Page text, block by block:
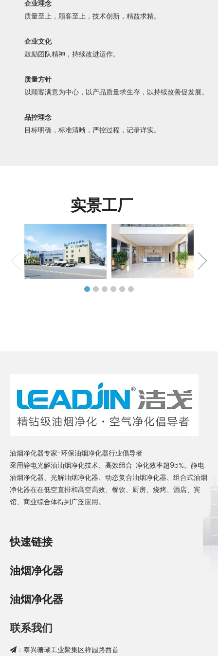
企业理念
质量至上，顾客至上，技术创新，精益求精。
企业文化
鼓励团队精神，持续改进运作。
质量方针
以顾客满意为中心，以产品质量求生存，以持续改善促发展。
品控理念
目标明确，标准清晰，严控过程，记录详实。
实景工厂
油烟净化器专家-环保油烟净化器行业倡导者
采用静电光解油油烟净化技术、高效组合-净化效率超95%。静电
油烟净化器、光解油烟净化器、动态复合油烟净化器、组合式油烟
净化器在在低空直排和高空高效、餐饮、厨房、烧烤、酒店、宾
馆、商业综合体得到广泛应用。
快速链接
油烟净化器
油烟净化器
联系我们
 ：泰兴珊瑚工业聚集区祥园路西首